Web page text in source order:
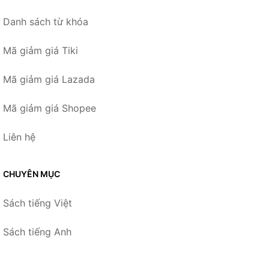
Danh sách từ khóa
Mã giảm giá Tiki
Mã giảm giá Lazada
Mã giảm giá Shopee
Liên hệ
CHUYÊN MỤC
Sách tiếng Việt
Sách tiếng Anh